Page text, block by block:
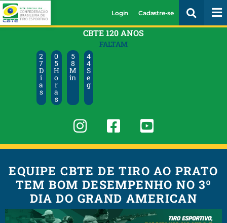
Login Cadastre-se
CBTE 120 ANOS
FALTAM
2
7
D
i
a
s
0
5
H
o
r
a
s
5
8
M
in
4
4
S
e
g
EQUIPE CBTE DE TIRO AO PRATO
TEM BOM DESEMPENHO NO 3º
DIA DO GRAND AMERICAN